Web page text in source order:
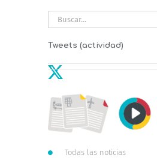
Buscar:
Tweets (actividad)
Todas las noticias